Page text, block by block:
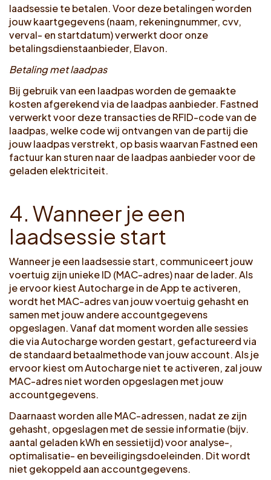
laadsessie te betalen. Voor deze betalingen worden
jouw kaartgegevens (naam, rekeningnummer, cvv,
verval- en startdatum) verwerkt door onze
betalingsdienstaanbieder, Elavon.
Betaling met laadpas
Bij gebruik van een laadpas worden de gemaakte
kosten afgerekend via de laadpas aanbieder. Fastned
verwerkt voor deze transacties de RFID-code van de
laadpas, welke code wij ontvangen van de partij die
jouw laadpas verstrekt, op basis waarvan Fastned een
factuur kan sturen naar de laadpas aanbieder voor de
geladen elektriciteit.
4. Wanneer je een
laadsessie start
Wanneer je een laadsessie start, communiceert jouw
voertuig zijn unieke ID (MAC-adres) naar de lader. Als
je ervoor kiest Autocharge in de App te activeren,
wordt het MAC-adres van jouw voertuig gehasht en
samen met jouw andere accountgegevens
opgeslagen. Vanaf dat moment worden alle sessies
die via Autocharge worden gestart, gefactureerd via
de standaard betaalmethode van jouw account. Als je
ervoor kiest om Autocharge niet te activeren, zal jouw
MAC-adres niet worden opgeslagen met jouw
accountgegevens.
Daarnaast worden alle MAC-adressen, nadat ze zijn
gehasht, opgeslagen met de sessie informatie (bijv.
aantal geladen kWh en sessietijd) voor analyse-,
optimalisatie- en beveiligingsdoeleinden. Dit wordt
niet gekoppeld aan accountgegevens.